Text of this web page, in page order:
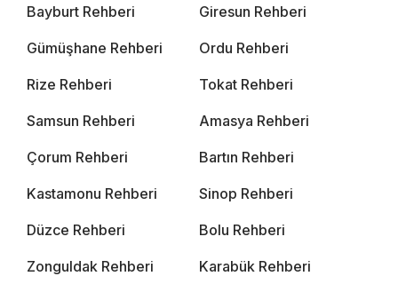
Bayburt Rehberi Giresun Rehberi
Gümüşhane Rehberi Ordu Rehberi
Rize Rehberi Tokat Rehberi
Samsun Rehberi Amasya Rehberi
Çorum Rehberi Bartın Rehberi
Kastamonu Rehberi Sinop Rehberi
Düzce Rehberi Bolu Rehberi
Zonguldak Rehberi Karabük Rehberi